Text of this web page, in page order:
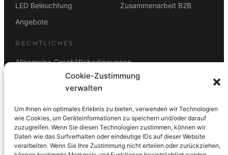
Cookie-Zustimmung
verwalten
Um Ihnen ein optimales Erlebnis zu bieten, verwenden wir Technologien
wie Cookies, um Geräteinformationen zu speichern und/oder darauf
zuzugreifen. Wenn Sie diesen Technologien zustimmen, können wir
Daten wie das Surfverhalten oder eindeutige IDs auf dieser Website
verarbeiten. Wenn Sie Ihre Zustimmung nicht erteilen oder zurückziehen,
LED Beleuchtung
Angebote
Zusammenarbeit B2B
RECHTLICHES
Allgemeine Geschäftsbedingungen
Rücktrittsbelehrung
ZAHLUNGSARTEN
Vorkasse Visa Mastercard Link PayPal G-Pay